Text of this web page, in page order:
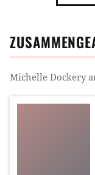
Michelle Dockery